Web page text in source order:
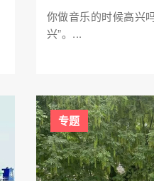
你做音乐的时候高兴
兴”。...
专题